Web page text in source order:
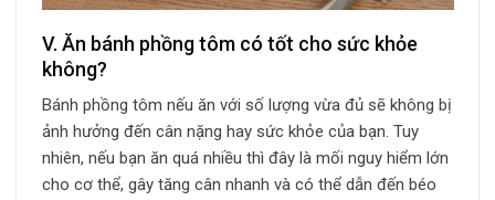
V. Ăn bánh phồng tôm có tốt cho sức khỏe
không?
Bánh phồng tôm nếu ăn với số lượng vừa đủ sẽ không bị
ảnh hưởng đến cân nặng hay sức khỏe của bạn. Tuy
nhiên, nếu bạn ăn quá nhiều thì đây là mối nguy hiểm lớn
cho cơ thể, gây tăng cân nhanh và có thể dẫn đến béo